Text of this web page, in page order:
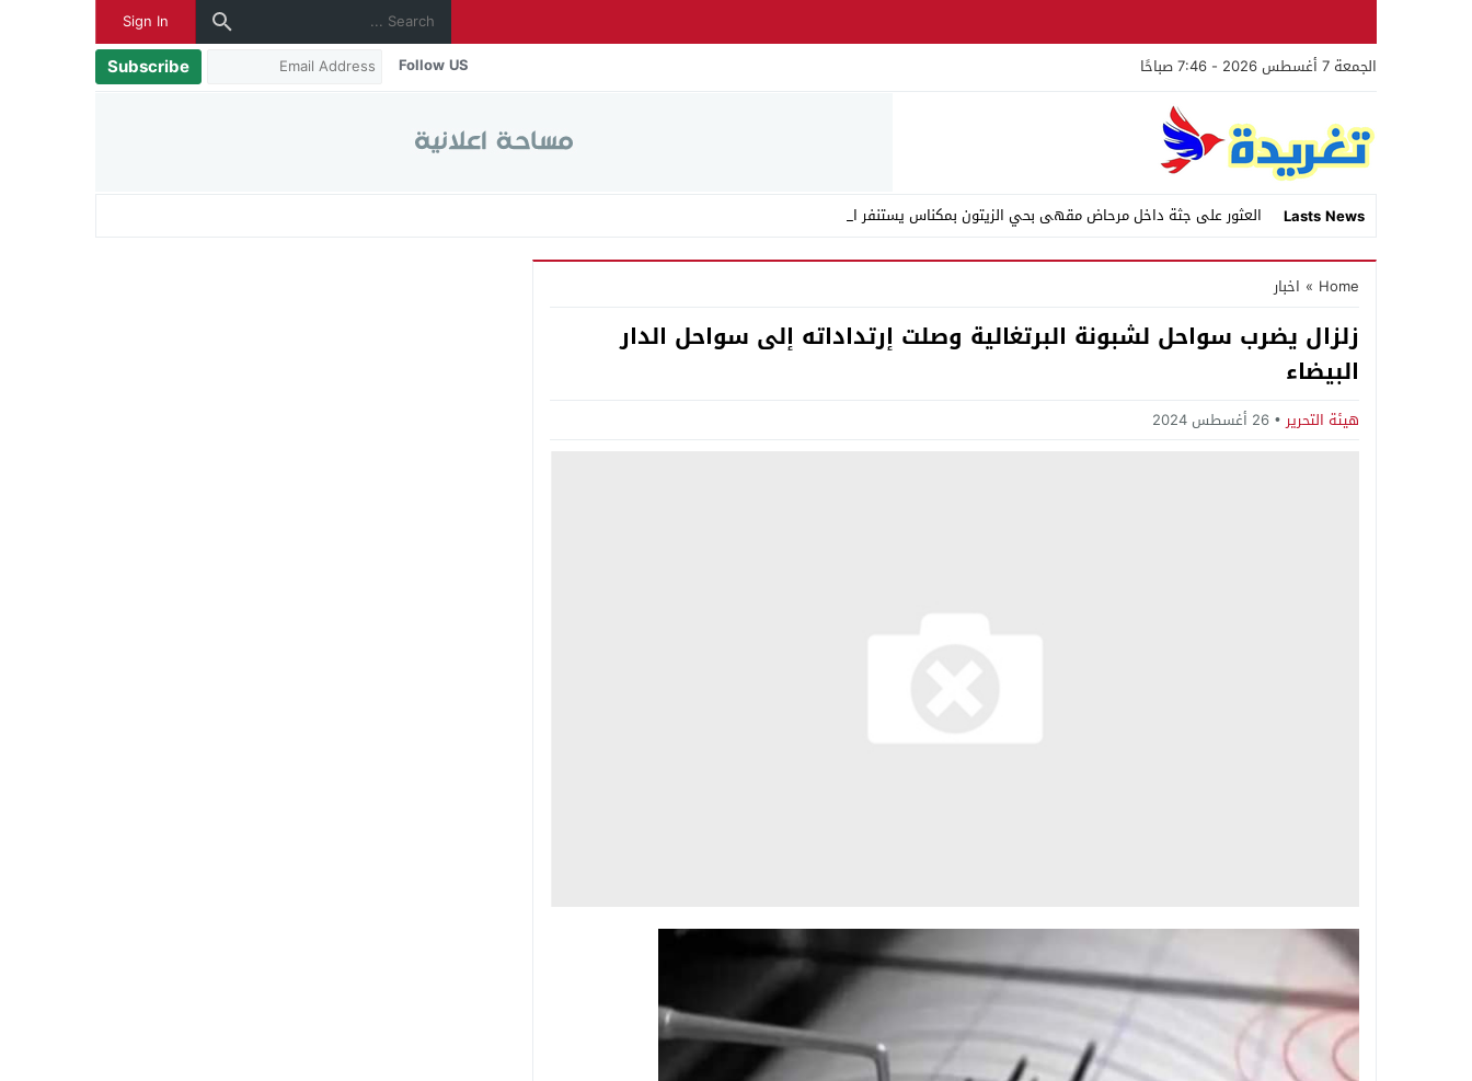
Sign In
الجمعة 7 أغسطس 2026 - 7:46 صباحًا
Follow US
Subscribe
Lasts News
العثور على جثة داخل مرحاض مقهى بحي الزيتون بمكناس يستنفر السلطات ا_
Stop
Next
Home
» اخبار
زلزال يضرب سواحل لشبونة البرتغالية وصلت إرتداداته إلى سواحل الدار
البيضاء
هيئة التحرير 26 أغسطس 2024